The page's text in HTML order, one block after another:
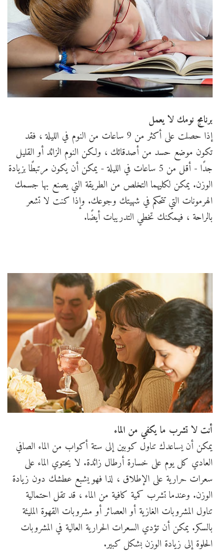
برنامج نومك لا يعمل
إذا حصلت على أكثر من 9 ساعات من النوم في الليلة ، فقد
تكون موضع حسد من أصدقائك ، ولكن النوم الزائد أو القليل
جدًا - أقل من 5 ساعات في الليلة - يمكن أن يكون مرتبطًا بزيادة
الوزن. يمكن لكليهما التخلص من الطريقة التي يصنع بها جسمك
الهرمونات التي تتحكم في شهيتك وجوعك. وإذا كنت لا تشعر
بالراحة ، فيمكنك تخطي التدريبات أيضًا.
أنت لا تشرب ما يكفي من الماء
يمكن أن يساعدك تناول كوبين إلى ستة أكواب من الماء الصافي
العادي كل يوم على خسارة أرطال زائدة. لا يحتوي الماء على
سعرات حرارية على الإطلاق ، لذا فهو يشبع عطشك دون زيادة
الوزن. وعندما تشرب كمية كافية من الماء ، قد تقل احتمالية
تناول المشروبات الغازية أو العصائر أو مشروبات القهوة المليئة
بالسكر. يمكن أن تؤدي السعرات الحرارية العالية في المشروبات
الحلوة إلى زيادة الوزن بشكل كبير.